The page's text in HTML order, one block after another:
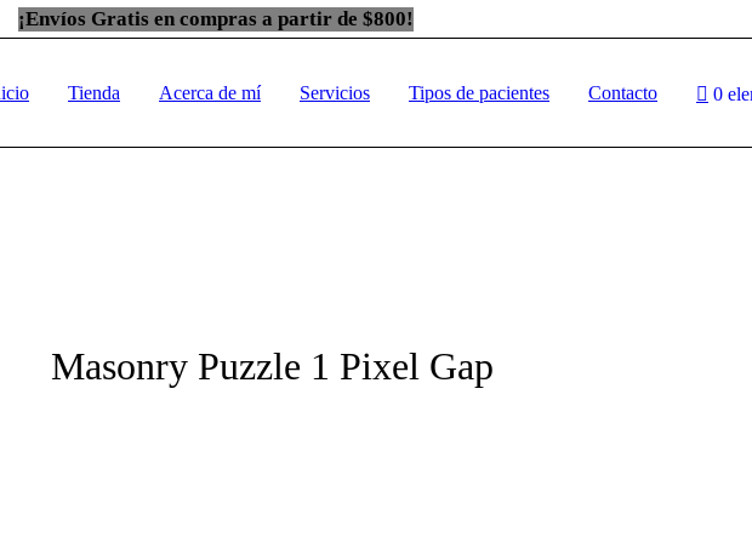
¡Envíos Gratis en compras a partir de $800!
Tienda Acerca de mí Servicios Tipos de pacientes Contacto 0
Masonry Puzzle 1 Pixel Gap